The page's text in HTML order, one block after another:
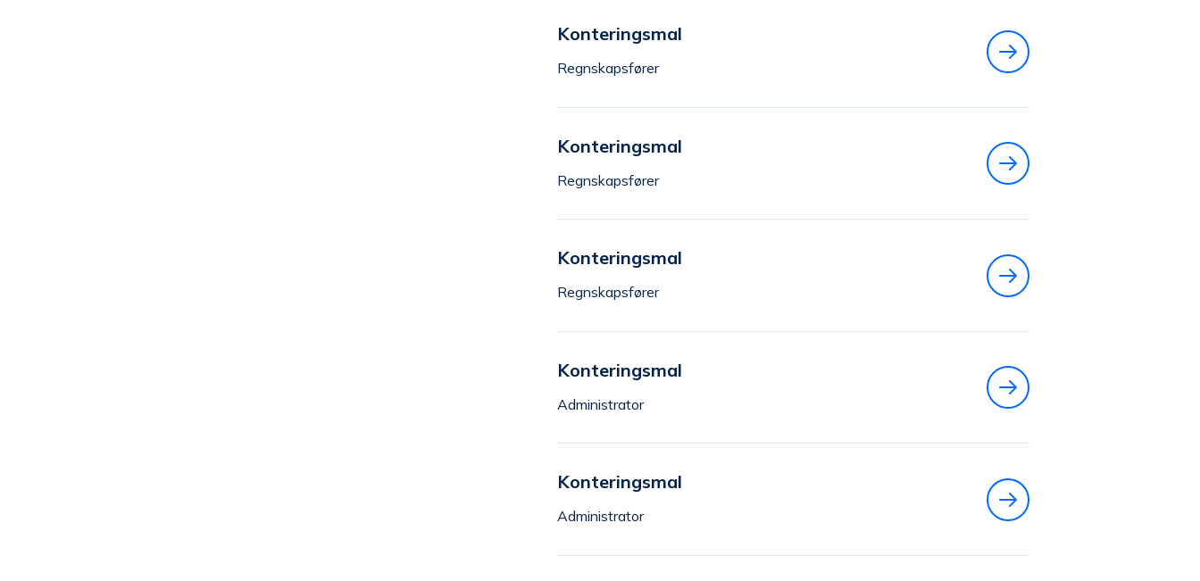
Konteringsmal
Regnskapsfører
Konteringsmal
Regnskapsfører
Konteringsmal
Regnskapsfører
Konteringsmal
Administrator
Konteringsmal
Administrator